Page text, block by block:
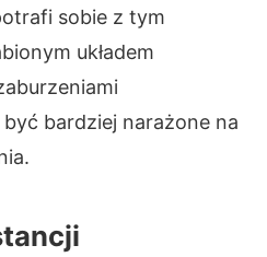
sobie z tym
układem
bardziej narażone na